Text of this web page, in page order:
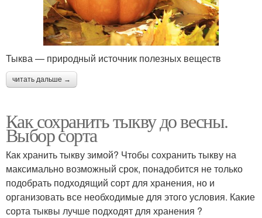
Тыква — природный источник полезных веществ
читать дальше →
Как сохранить тыкву до весны.
Выбор сорта
Как хранить тыкву зимой? Чтобы сохранить тыкву на
максимально возможный срок, понадобится не только
подобрать подходящий сорт для хранения, но и
организовать все необходимые для этого условия. Какие
сорта тыквы лучше подходят для хранения ?